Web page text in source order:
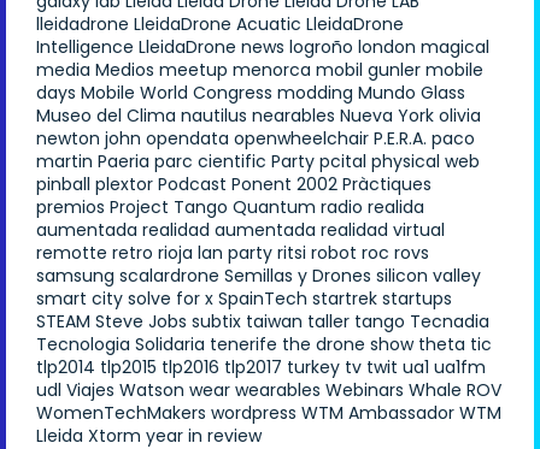
lleidadrone LleidaDrone Acuatic LleidaDrone
Intelligence LleidaDrone news logroño london magical
media Medios meetup menorca mobil gunler mobile
days Mobile World Congress modding Mundo Glass
Museo del Clima nautilus nearables Nueva York olivia
newton john opendata openwheelchair P.E.R.A. paco
martin Paeria parc cientific Party pcital physical web
pinball plextor Podcast Ponent 2002 Pràctiques
premios Project Tango Quantum radio realida
aumentada realidad aumentada realidad virtual
remotte retro rioja lan party ritsi robot roc rovs
samsung scalardrone Semillas y Drones silicon valley
smart city solve for x SpainTech startrek startups
STEAM Steve Jobs subtix taiwan taller tango Tecnadia
Tecnologia Solidaria tenerife the drone show theta tic
tlp2014 tlp2015 tlp2016 tlp2017 turkey tv twit ua1 ua1fm
udl Viajes Watson wear wearables Webinars Whale ROV
WomenTechMakers wordpress WTM Ambassador WTM
Lleida Xtorm year in review